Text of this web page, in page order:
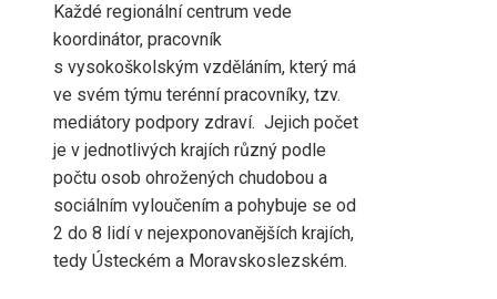
Každé regionální centrum vede
koordinátor, pracovník
s vysokoškolským vzděláním, který má
ve svém týmu terénní pracovníky, tzv.
mediátory podpory zdraví. Jejich počet
je v jednotlivých krajích různý podle
počtu osob ohrožených chudobou a
sociálním vyloučením a pohybuje se od
2 do 8 lidí v nejexponovanějších krajích,
tedy Ústeckém a Moravskoslezském.